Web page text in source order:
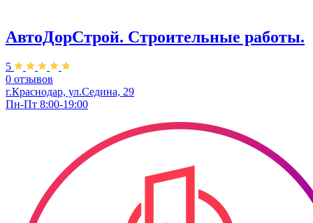
АвтоДорСтрой. Строительные работы.
5
0 отзывов
г.Краснодар, ул.Седина, 29
Пн-Пт 8:00-19:00